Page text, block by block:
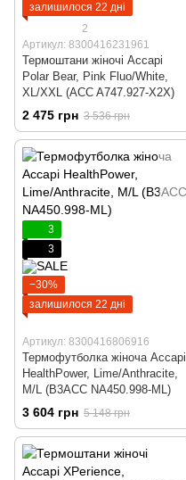
залишилося 22 дні
2
Артикул: 8300416231961
Термоштани жіночі Accapi
Polar Bear, Pink Fluo/White,
XL/XXL (ACC A747.927-X2X)
2 475 грн 3 536 грн
3
3
−30%
залишилося 22 дні
Артикул: 8300416806916
Термофутболка жіноча Accapi
HealthPower, Lime/Anthracite,
M/L (B3ACC NA450.998-ML)
3 604 грн 5 148 грн